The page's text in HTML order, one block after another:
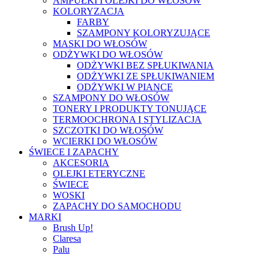
KOLORYZACJA
FARBY
SZAMPONY KOLORYZUJĄCE
MASKI DO WŁOSÓW
ODŻYWKI DO WŁOSÓW
ODŻYWKI BEZ SPŁUKIWANIA
ODŻYWKI ZE SPŁUKIWANIEM
ODŻYWKI W PIANCE
SZAMPONY DO WŁOSÓW
TONERY I PRODUKTY TONUJĄCE
TERMOOCHRONA I STYLIZACJA
SZCZOTKI DO WŁOSÓW
WCIERKI DO WŁOSÓW
ŚWIECE I ZAPACHY
AKCESORIA
OLEJKI ETERYCZNE
ŚWIECE
WOSKI
ZAPACHY DO SAMOCHODU
MARKI
Brush Up!
Claresa
Palu